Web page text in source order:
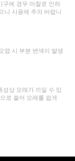
구에 경우 마찰로 인하
니 사용에 주의 바랍니
염 시 부분 변색이 발생
성상 모래가 끼일 수 있
로 쓸어 모래를 쉽게